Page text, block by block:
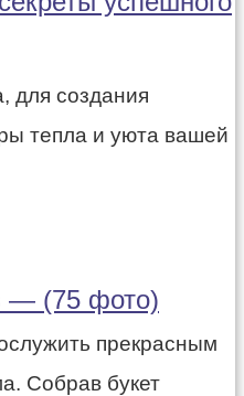
для создания
тепла и уюта вашей
— (75 фото)
прекрасным
Собрав букет